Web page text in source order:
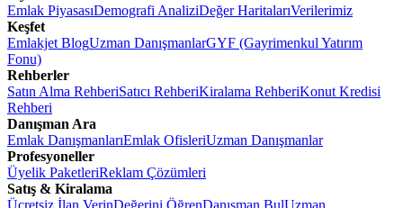
Emlak PiyasasıDemografi AnaliziDeğer HaritalarıVerilerimiz
Keşfet
Emlakjet BlogUzman DanışmanlarGYF (Gayrimenkul Yatırım
Fonu)
Rehberler
Satın Alma RehberiSatıcı RehberiKiralama RehberiKonut Kredisi
Rehberi
Danışman Ara
Emlak DanışmanlarıEmlak OfisleriUzman Danışmanlar
Profesyoneller
Üyelik PaketleriReklam Çözümleri
Satış & Kiralama
Ücretsiz İlan VerinDeğerini ÖğrenDanışman BulUzman